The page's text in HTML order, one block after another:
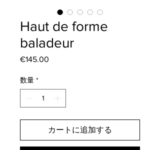
Haut de forme
baladeur
€145.00
数量 *
カートに追加する